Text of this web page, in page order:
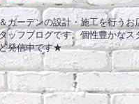
ガーデンの設計・施工を行うお
ッフブログです。個性豊かなス
発信中です★